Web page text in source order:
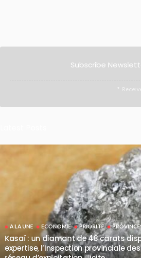
Subscribe
A LA UNE ECONOMIE PRIORITE
Kasaï : un diamant de 48 carats
expertise, l’Inspection provinciale